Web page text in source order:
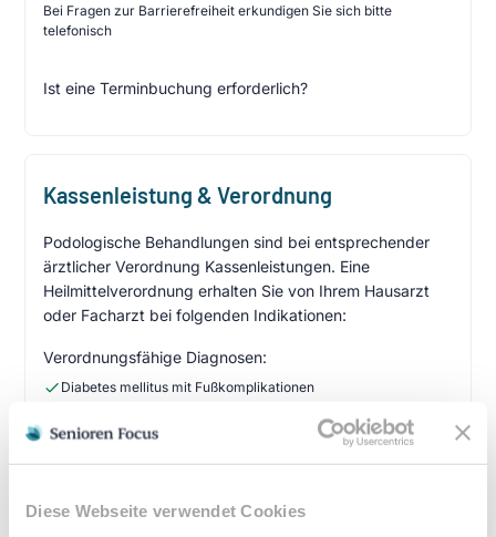
Diese Webseite verwendet Cookies
Bei Fragen zur Barrierefreiheit erkundigen Sie sich bitte
telefonisch
Ist eine Terminbuchung erforderlich?
Kassenleistung & Verordnung
Podologische Behandlungen sind bei entsprechender
ärztlicher Verordnung Kassenleistungen. Eine
Heilmittelverordnung erhalten Sie von Ihrem Hausarzt
oder Facharzt bei folgenden Indikationen:
Verordnungsfähige Diagnosen:
Diabetes mellitus mit Fußkomplikationen
Sensibilitätsstörungen